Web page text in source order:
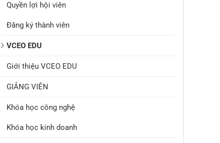
Quyền lợi hội viên
Đăng ký thành viên
VCEO EDU
Giới thiệu VCEO EDU
GIẢNG VIÊN
Khóa học công nghệ
Khóa học kinh doanh